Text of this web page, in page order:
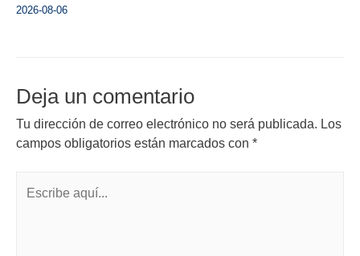
2026-08-06
Deja un comentario
Tu dirección de correo electrónico no será publicada. Los
campos obligatorios están marcados con *